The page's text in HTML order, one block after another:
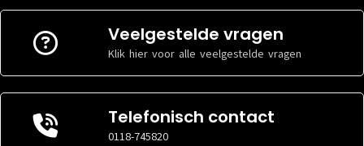
Software
VERSIE
BESTURINGSSOFTWARE
12 of
hoger
SCHERMTYPE OLED
Software
VERSIE
BESTURINGSSOFTWARE
Veelgestelde vragen
Klik hier voor alle veelgestelde vragen
Telefonisch contact
0118-745820